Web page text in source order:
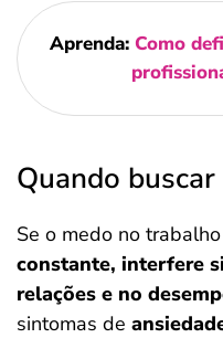
Aprenda: Como
Quando
Se o medo no
constante, interfere
relações e no
sintomas de